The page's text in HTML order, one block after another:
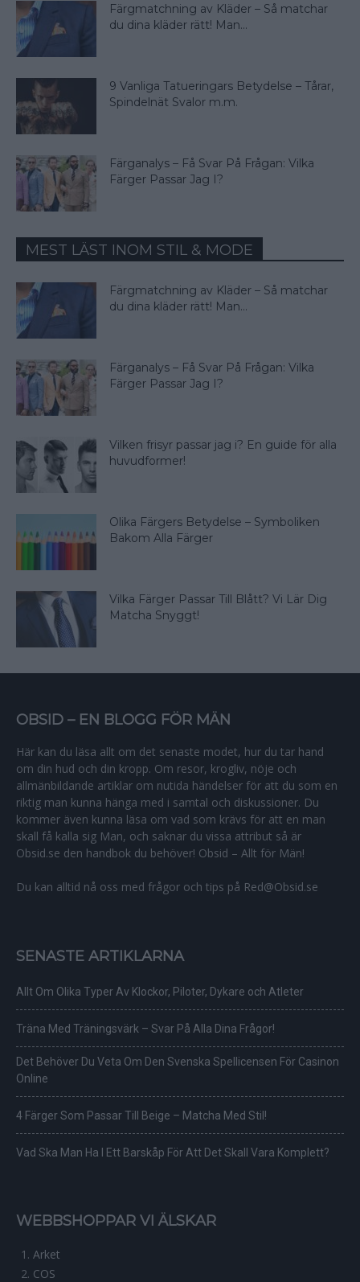
Färgmatchning av Kläder – Så matchar
du dina kläder rätt! Man...
9 Vanliga Tatueringars Betydelse – Tårar,
Spindelnät Svalor m.m.
Färganalys – Få Svar På Frågan: Vilka
Färger Passar Jag I?
MEST LÄST INOM STIL & MODE
Färgmatchning av Kläder – Så matchar
du dina kläder rätt! Man...
Färganalys – Få Svar På Frågan: Vilka
Färger Passar Jag I?
Vilken frisyr passar jag i? En guide för alla
huvudformer!
Olika Färgers Betydelse – Symboliken
Bakom Alla Färger
Vilka Färger Passar Till Blått? Vi Lär Dig
Matcha Snyggt!
OBSID – EN BLOGG FÖR MÄN
Här kan du läsa allt om det senaste modet, hur du tar hand
om din hud och din kropp. Om resor, krogliv, nöje och
allmänbildande artiklar om nutida händelser för att du som en
riktig man kunna hänga med i samtal och diskussioner. Du
kommer även kunna läsa om vad som krävs för att en man
skall få kalla sig Man, och saknar du vissa attribut så är
Obsid.se den handbok du behöver! Obsid – Allt för Män!
Du kan alltid nå oss med frågor och tips på Red@Obsid.se
SENASTE ARTIKLARNA
Allt Om Olika Typer Av Klockor, Piloter, Dykare och Atleter
Träna Med Träningsvärk – Svar På Alla Dina Frågor!
Det Behöver Du Veta Om Den Svenska Spellicensen För Casinon
Online
4 Färger Som Passar Till Beige – Matcha Med Stil!
Vad Ska Man Ha I Ett Barskåp För Att Det Skall Vara Komplett?
WEBBSHOPPAR VI ÄLSKAR
Arket
COS